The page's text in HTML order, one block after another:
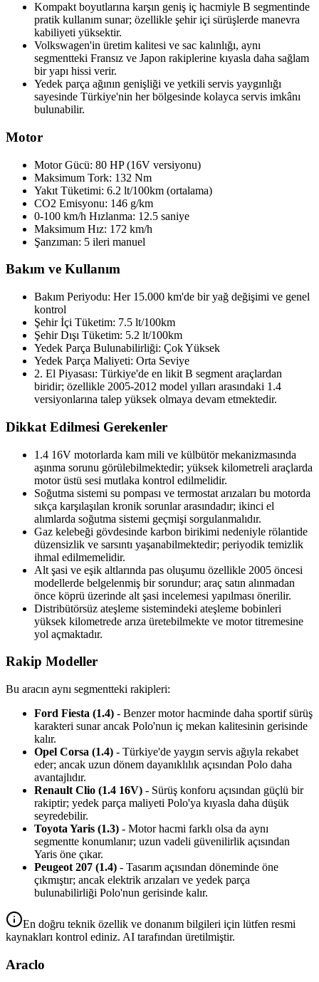
Kompakt boyutlarına karşın geniş iç hacmiyle B segmentinde
pratik kullanım sunar; özellikle şehir içi sürüşlerde manevra
kabiliyeti yüksektir.
Volkswagen'in üretim kalitesi ve sac kalınlığı, aynı
segmentteki Fransız ve Japon rakiplerine kıyasla daha sağlam
bir yapı hissi verir.
Yedek parça ağının genişliği ve yetkili servis yaygınlığı
sayesinde Türkiye'nin her bölgesinde kolayca servis imkânı
bulunabilir.
Motor
Motor Gücü: 80 HP (16V versiyonu)
Maksimum Tork: 132 Nm
Yakıt Tüketimi: 6.2 lt/100km (ortalama)
CO2 Emisyonu: 146 g/km
0-100 km/h Hızlanma: 12.5 saniye
Maksimum Hız: 172 km/h
Şanzıman: 5 ileri manuel
Bakım ve Kullanım
Bakım Periyodu: Her 15.000 km'de bir yağ değişimi ve genel
kontrol
Şehir İçi Tüketim: 7.5 lt/100km
Şehir Dışı Tüketim: 5.2 lt/100km
Yedek Parça Bulunabilirliği: Çok Yüksek
Yedek Parça Maliyeti: Orta Seviye
2. El Piyasası: Türkiye'de en likit B segment araçlardan
biridir; özellikle 2005-2012 model yılları arasındaki 1.4
versiyonlarına talep yüksek olmaya devam etmektedir.
Dikkat Edilmesi Gerekenler
1.4 16V motorlarda kam mili ve külbütör mekanizmasında
aşınma sorunu görülebilmektedir; yüksek kilometreli araçlarda
motor üstü sesi mutlaka kontrol edilmelidir.
Soğutma sistemi su pompası ve termostat arızaları bu motorda
sıkça karşılaşılan kronik sorunlar arasındadır; ikinci el
alımlarda soğutma sistemi geçmişi sorgulanmalıdır.
Gaz kelebeği gövdesinde karbon birikimi nedeniyle rölantide
düzensizlik ve sarsıntı yaşanabilmektedir; periyodik temizlik
ihmal edilmemelidir.
Alt şasi ve eşik altlarında pas oluşumu özellikle 2005 öncesi
modellerde belgelenmiş bir sorundur; araç satın alınmadan
önce köprü üzerinde alt şasi incelemesi yapılması önerilir.
Distribütörsüz ateşleme sistemindeki ateşleme bobinleri
yüksek kilometrede arıza üretebilmekte ve motor titremesine
yol açmaktadır.
Rakip Modeller
Bu aracın aynı segmentteki rakipleri:
Ford Fiesta (1.4) - Benzer motor hacminde daha sportif sürüş
karakteri sunar ancak Polo'nun iç mekan kalitesinin gerisinde
kalır.
Opel Corsa (1.4) - Türkiye'de yaygın servis ağıyla rekabet
eder; ancak uzun dönem dayanıklılık açısından Polo daha
avantajlıdır.
Renault Clio (1.4 16V) - Sürüş konforu açısından güçlü bir
rakiptir; yedek parça maliyeti Polo'ya kıyasla daha düşük
seyredebilir.
Toyota Yaris (1.3) - Motor hacmi farklı olsa da aynı
segmentte konumlanır; uzun vadeli güvenilirlik açısından
Yaris öne çıkar.
Peugeot 207 (1.4) - Tasarım açısından döneminde öne
çıkmıştır; ancak elektrik arızaları ve yedek parça
bulunabilirliği Polo'nun gerisinde kalır.
En doğru teknik özellik ve donanım bilgileri için lütfen resmi
kaynakları kontrol ediniz. AI tarafından üretilmiştir.
Araclo